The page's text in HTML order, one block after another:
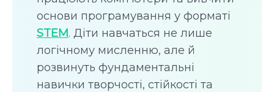
основи програмування у форматі
STEM. Діти навчаться не лише
логічному мисленню, але й
розвинуть фундаментальні
навички творчості, стійкості та